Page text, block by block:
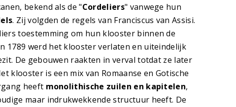
bekend als de "Cordeliers" vanwege hun
. Zij volgden de regels van Franciscus van Assisi.
toestemming om hun klooster binnen de
1789 werd het klooster verlaten en uiteindelijk
De gebouwen raakten in verval totdat ze later
klooster is een mix van Romaanse en Gotische
heeft monolithische zuilen en kapitelen,
maar indrukwekkende structuur heeft. De